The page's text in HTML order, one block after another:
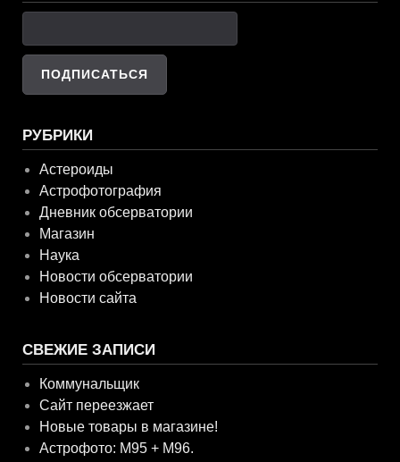
РУБРИКИ
Астероиды
Астрофотография
Дневник обсерватории
Магазин
Наука
Новости обсерватории
Новости сайта
СВЕЖИЕ ЗАПИСИ
Коммунальщик
Сайт переезжает
Новые товары в магазине!
Астрофото: M95 + M96.